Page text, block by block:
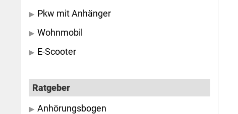
Pkw mit Anhänger
Wohnmobil
E-Scooter
Ratgeber
Anhörungsbogen